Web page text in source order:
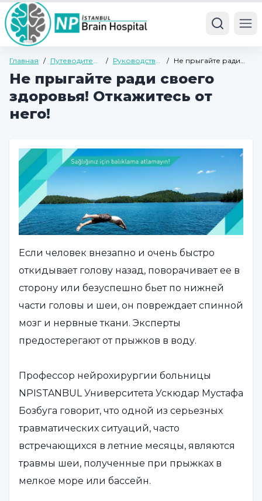
Главная / Путеводитель
/ Руководство
здоровью
/ Не прыгайте ради
Откажитесь от него!
Не прыгайте ради своего
здоровья! Откажитесь от
него!
Если человек внезапно и очень быстро
откидывает голову назад, поворачивает ее в
сторону или безуспешно бьет по нижней
части головы и шеи, он повреждает спинной
мозг и нервные ткани. Эксперты
предостерегают от прыжков в воду.
Профессор нейрохирургии больницы
NPISTANBUL Университета Ускюдар Мустафа
Бозбуга говорит, что одной из серьезных
травматических ситуаций, часто
встречающихся в летние месяцы, являются
травмы шеи, полученные при прыжках в
мелкое море или бассейн.